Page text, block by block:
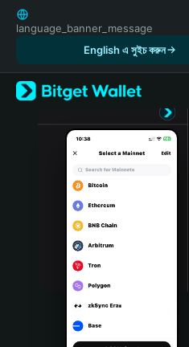
English
日本語
Русский
Español (Latinoamérica)
Türkçe
Português (Portugal)
Bahasa Indonesia
Português (Brasil)
language_banner_message
English এ সুইচ করুন